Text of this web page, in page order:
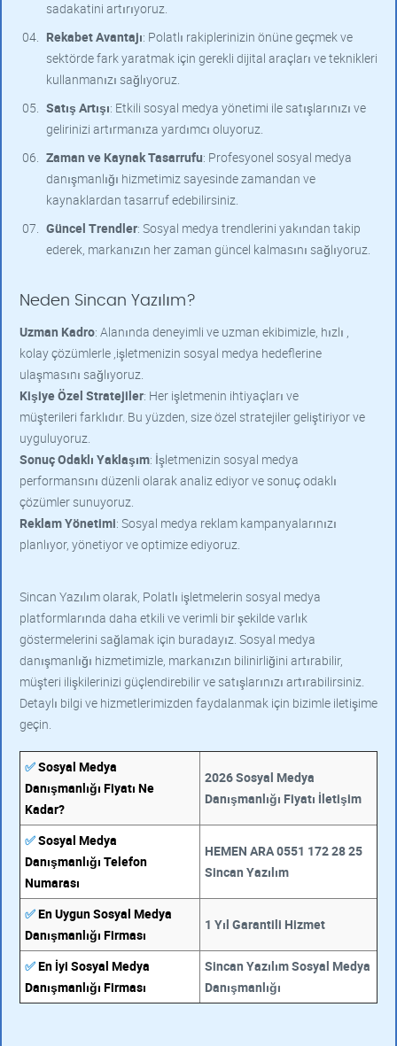
sadakatini artırıyoruz.
Rekabet Avantajı: Polatlı rakiplerinizin önüne geçmek ve
sektörde fark yaratmak için gerekli dijital araçları ve teknikleri
kullanmanızı sağlıyoruz.
Satış Artışı: Etkili sosyal medya yönetimi ile satışlarınızı ve
gelirinizi artırmanıza yardımcı oluyoruz.
Zaman ve Kaynak Tasarrufu: Profesyonel sosyal medya
danışmanlığı hizmetimiz sayesinde zamandan ve
kaynaklardan tasarruf edebilirsiniz.
Güncel Trendler: Sosyal medya trendlerini yakından takip
ederek, markanızın her zaman güncel kalmasını sağlıyoruz.
Neden Sincan Yazılım?
Uzman Kadro: Alanında deneyimli ve uzman ekibimizle, hızlı ,
kolay çözümlerle ,işletmenizin sosyal medya hedeflerine
ulaşmasını sağlıyoruz.
Kişiye Özel Stratejiler: Her işletmenin ihtiyaçları ve
müşterileri farklıdır. Bu yüzden, size özel stratejiler geliştiriyor ve
uyguluyoruz.
Sonuç Odaklı Yaklaşım: İşletmenizin sosyal medya
performansını düzenli olarak analiz ediyor ve sonuç odaklı
çözümler sunuyoruz.
Reklam Yönetimi: Sosyal medya reklam kampanyalarınızı
planlıyor, yönetiyor ve optimize ediyoruz.
Sincan Yazılım olarak, Polatlı işletmelerin sosyal medya
platformlarında daha etkili ve verimli bir şekilde varlık
göstermelerini sağlamak için buradayız. Sosyal medya
danışmanlığı hizmetimizle, markanızın bilinirliğini artırabilir,
müşteri ilişkilerinizi güçlendirebilir ve satışlarınızı artırabilirsiniz.
Detaylı bilgi ve hizmetlerimizden faydalanmak için bizimle iletişime
geçin.
✅Sosyal Medya
Danışmanlığı Fiyatı Ne
Kadar?
2026 Sosyal Medya
Danışmanlığı Fiyatı İletişim
✅Sosyal Medya
Danışmanlığı Telefon
Numarası
HEMEN ARA 0551 172 28 25
Sincan Yazılım
✅En Uygun Sosyal Medya
Danışmanlığı Firması
1 Yıl Garantili Hizmet
✅En İyi Sosyal Medya
Danışmanlığı Firması
Sincan Yazılım Sosyal Medya
Danışmanlığı